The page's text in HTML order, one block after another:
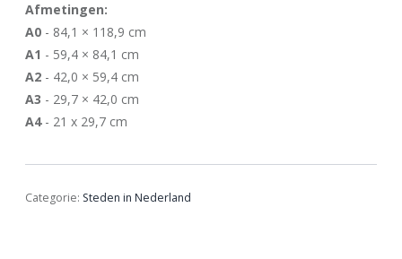
Afmetingen:
A0 - 84,1 × 118,9 cm
A1 - 59,4 × 84,1 cm
A2 - 42,0 × 59,4 cm
A3 - 29,7 × 42,0 cm
A4- 21 x 29,7 cm
Categorie: Steden in Nederland